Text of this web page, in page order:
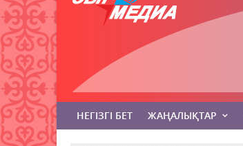
НЕГІЗГІ БЕТ ЖАҢАЛЫҚТАР